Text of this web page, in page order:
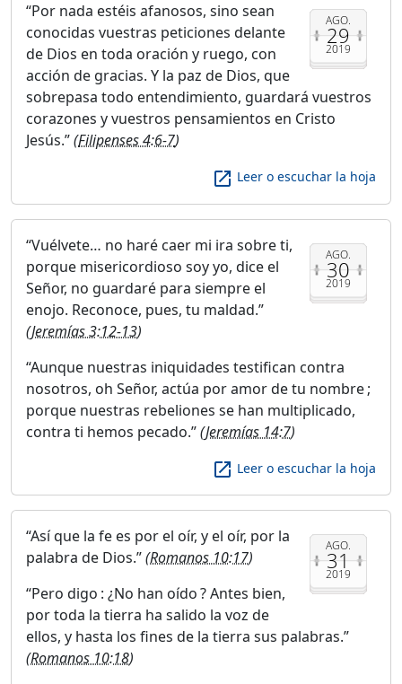
AGO.
29
2019
Por nada estéis afanosos, sino sean
conocidas vuestras peticiones delante
de Dios en toda oración y ruego, con
acción de gracias. Y la paz de Dios, que
sobrepasa todo entendimiento, guardará vuestros
corazones y vuestros pensamientos en Cristo
Jesús. (Filipenses 4:6-7)
launch Leer o escuchar la hoja
AGO.
30
2019
Vuélvete… no haré caer mi ira sobre ti,
porque misericordioso soy yo, dice el
Señor, no guardaré para siempre el
enojo. Reconoce, pues, tu maldad.
(Jeremías 3:12-13)
Aunque nuestras iniquidades testifican contra
nosotros, oh Señor, actúa por amor de tu nombre ;
porque nuestras rebeliones se han multiplicado,
contra ti hemos pecado. (Jeremías 14:7)
launch Leer o escuchar la hoja
AGO.
31
2019
Así que la fe es por el oír, y el oír, por la
palabra de Dios. (Romanos 10:17)
Pero digo : ¿No han oído ? Antes bien,
por toda la tierra ha salido la voz de
ellos, y hasta los fines de la tierra sus palabras.
(Romanos 10:18)